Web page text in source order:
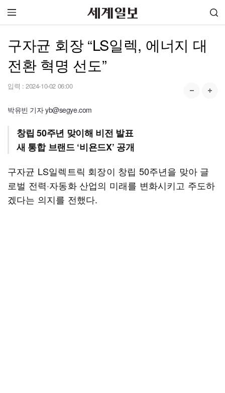
구자균 회장 “LS일렉, 에너지 대
전환 혁명 선도”
입력 : 2024-10-02 06:00
박유빈 기자 yb@segye.com
창립 50주년 맞이해 비전 발표
새 통합 브랜드 ‘비욘드X’ 공개
구자균 LS일렉트릭 회장이 창립 50주년을 맞아 글
로벌 전력·자동화 산업의 미래를 변화시키고 주도하
겠다는 의지를 전했다.